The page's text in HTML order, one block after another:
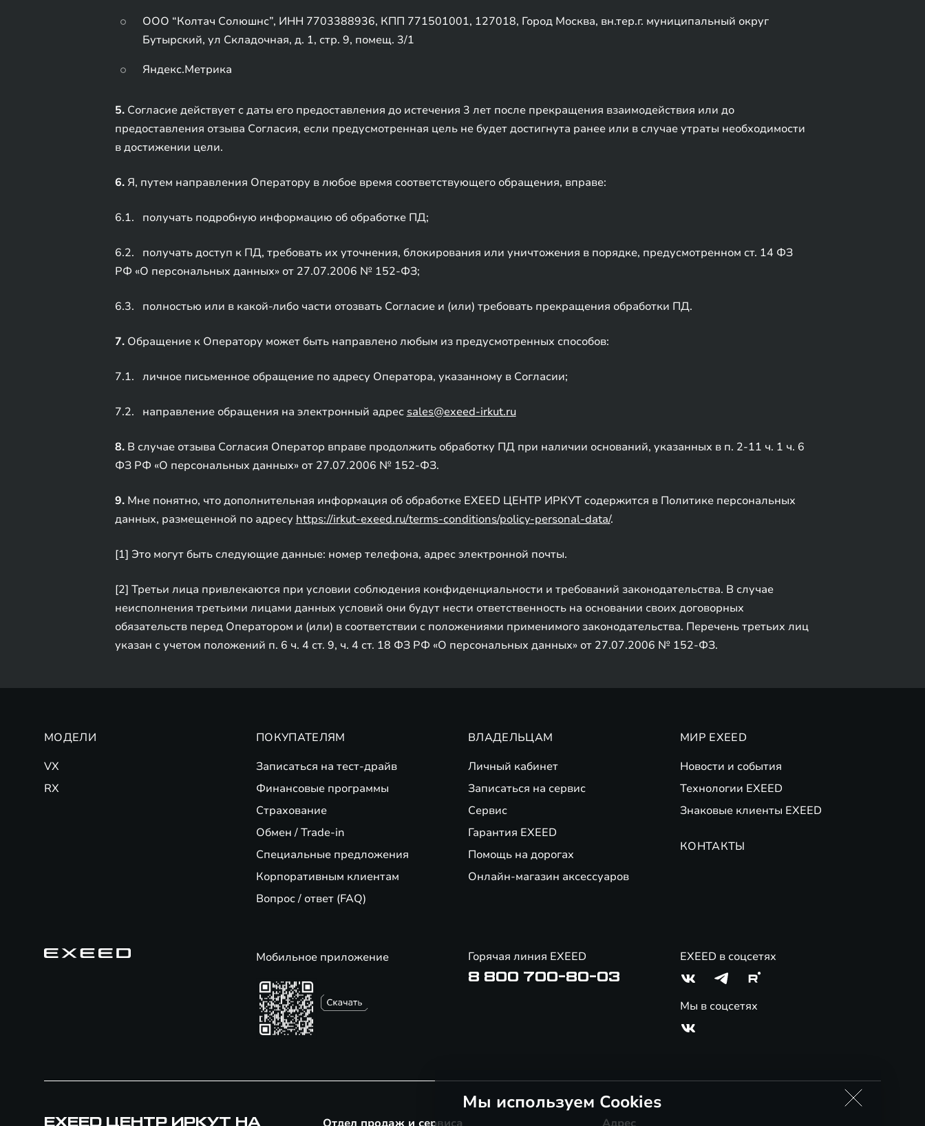
ООО “Колтач Солюшнс”, ИНН 7703388936, КПП 771501001, 127018, Город Москва, вн.тер.г. муниципальный округ
Бутырский, ул Складочная, д. 1, стр. 9, помещ. 3/1
Яндекс.Метрика
5.Согласие действует с даты его предоставления до истечения 3 лет после прекращения взаимодействия или до
предоставления отзыва Согласия, если предусмотренная цель не будет достигнута ранее или в случае утраты необходимости
в достижении цели.
6.Я, путем направления Оператору в любое время соответствующего обращения, вправе:
6.1. получать подробную информацию об обработке ПД;
6.2. получать доступ к ПД, требовать их уточнения, блокирования или уничтожения в порядке, предусмотренном ст. 14 ФЗ
РФ «О персональных данных» от 27.07.2006 № 152-ФЗ;
6.3. полностью или в какой-либо части отозвать Согласие и (или) требовать прекращения обработки ПД.
7.Обращение к Оператору может быть направлено любым из предусмотренных способов:
7.1. личное письменное обращение по адресу Оператора, указанному в Согласии;
7.2. направление обращения на электронный адрес sales@exeed-irkut.ru
8.В случае отзыва Согласия Оператор вправе продолжить обработку ПД при наличии оснований, указанных в п. 2-11 ч. 1 ч. 6
ФЗ РФ «О персональных данных» от 27.07.2006 № 152-ФЗ.
9.Мне понятно, что дополнительная информация об обработке EXEED ЦЕНТР ИРКУТ содержится в Политике персональных
данных, размещенной по адресу https://irkut-exeed.ru/terms-conditions/policy-personal-data/.
[1] Это могут быть следующие данные: номер телефона, адрес электронной почты.
[2] Третьи лица привлекаются при условии соблюдения конфиденциальности и требований законодательства. В случае
неисполнения третьими лицами данных условий они будут нести ответственность на основании своих договорных
обязательств перед Оператором и (или) в соответствии с положениями применимого законодательства. Перечень третьих лиц
указан с учетом положений п. 6 ч. 4 ст. 9, ч. 4 ст. 18 ФЗ РФ «О персональных данных» от 27.07.2006 № 152-ФЗ.
МОДЕЛИ
VX
RX
ПОКУПАТЕЛЯМ
Записаться на тест-драйв
Финансовые программы
Страхование
Обмен / Trade-in
Специальные предложения
Корпоративным клиентам
Вопрос / ответ (FAQ)
ВЛАДЕЛЬЦАМ
Личный кабинет
Записаться на сервис
Сервис
Гарантия EXEED
Помощь на дорогах
Онлайн-магазин аксессуаров
МИР EXEED
Новости и события
Технологии EXEED
Знаковые клиенты EXEED
КОНТАКТЫ
Мобильное приложение Горячая линия EXEED
8 800 700-80-03
EXEED в соцсетях
Мы в соцсетях
EXEED ЦЕНТР ИРКУТ НА
Мы используем Cookies